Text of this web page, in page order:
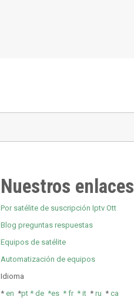
Nuestros enlaces
Por satélite de suscripción Iptv Ott
Blog preguntas respuestas
Equipos de satélite
Automatización de equipos
Idioma
*en *pt * de *es *fr*it *ru *ca